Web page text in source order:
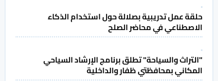
حلقة عمل تدريبية بصلالة حول استخدام الذكاء
الاصطناعي في محاضر الصلح
"التراث والسياحة" تطلق برنامج الإرشاد السياحي
المكاني بمحافظتي ظفار والداخلية